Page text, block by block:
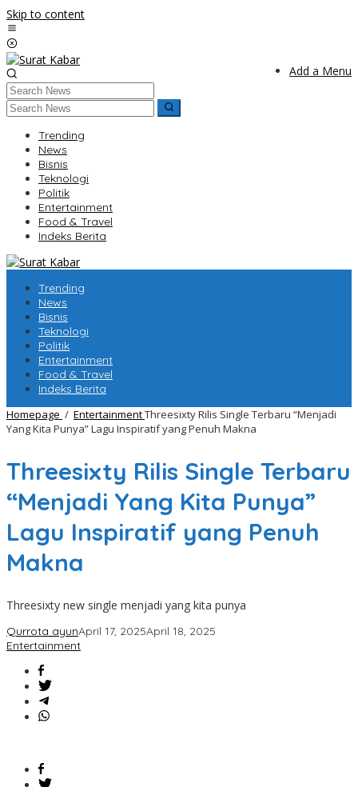
Skip to content
Add a Menu
Trending
News
Bisnis
Teknologi
Politik
Entertainment
Food & Travel
Indeks Berita
Trending
News
Bisnis
Teknologi
Politik
Entertainment
Food & Travel
Indeks Berita
Homepage / EntertainmentThreesixty Rilis Single Terbaru “Menjadi
Yang Kita Punya” Lagu Inspiratif yang Penuh Makna
Threesixty Rilis Single Terbaru
“Menjadi Yang Kita Punya”
Lagu Inspiratif yang Penuh
Makna
Threesixty new single menjadi yang kita punya
Qurrota ayunApril 17, 2025April 18, 2025
Entertainment